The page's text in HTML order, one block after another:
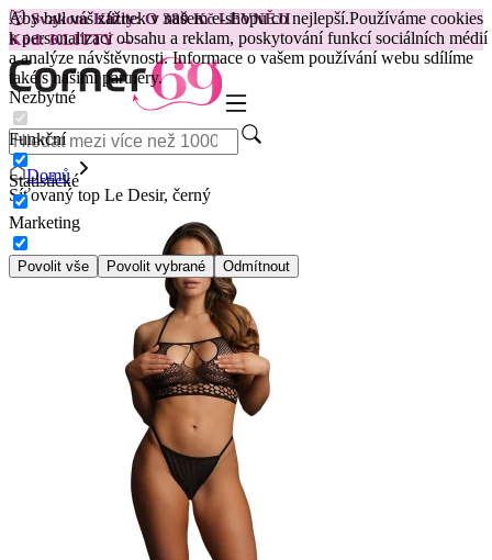
Aby byl váš zážitek v našem e-shopu co nejlepší.Používáme cookies
k personalizaci obsahu a reklam, poskytování funkcí sociálních médií
a analýze návštěvnosti. Informace o vašem používání webu sdílíme
také s našimi partnery.
Nezbytné
Funkční
Statistické
Marketing
Povolit vše Povolit vybrané Odmítnout
😽Svakom Klitty: O 380 Kč LEVNĚJI
Kód: KLITTY →
Domů
Síťovaný top Le Desir, černý